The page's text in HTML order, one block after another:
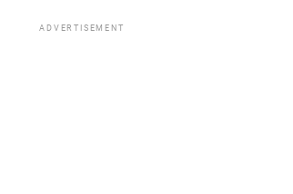
ADVERTISEMENT